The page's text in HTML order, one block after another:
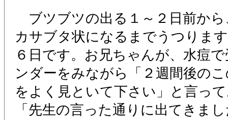
ブツブツの出る１～２日前か
カサブタ状になるまでうつりま
６日です。お兄ちゃんが、水痘
ンダーをみながら「２週間後の
をよく見といて下さい」と言っ
「先生の言った通りに出てきま